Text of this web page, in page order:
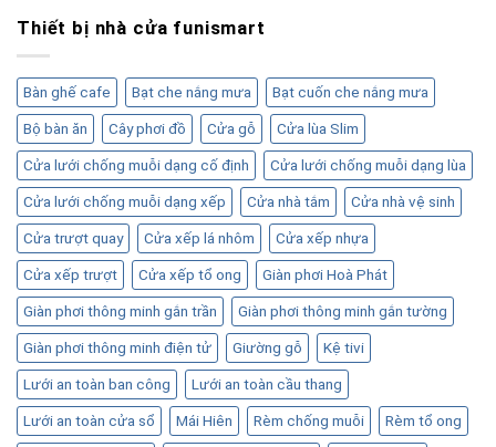
Thiết bị nhà cửa funismart
Bàn ghế cafe Bạt che nắng mưa Bạt cuốn che nắng mưa
Bộ bàn ăn Cây phơi đồ Cửa gỗ Cửa lùa Slim
Cửa lưới chống muỗi dạng cố định Cửa lưới chống muỗi dạng lùa
Cửa lưới chống muỗi dạng xếp Cửa nhà tắm Cửa nhà vệ sinh
Cửa trượt quay Cửa xếp lá nhôm Cửa xếp nhựa
Cửa xếp trượt Cửa xếp tổ ong Giàn phơi Hoà Phát
Giàn phơi thông minh gắn trần Giàn phơi thông minh gắn tường
Giàn phơi thông minh điện tử Giường gỗ Kệ tivi
Lưới an toàn ban công Lưới an toàn cầu thang
Lưới an toàn cửa sổ Mái Hiên Rèm chống muỗi Rèm tổ ong